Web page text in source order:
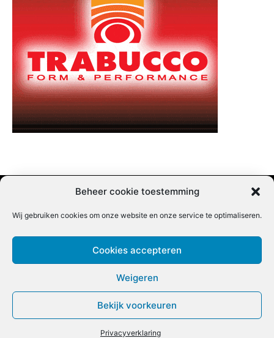
Beheer cookie toestemming
Wij gebruiken cookies om onze website en onze service te optimaliseren.
Cookies accepteren
Weigeren
Bekijk voorkeuren
Privacyverklaring
Nieuwsbrief inschrijven | Partner content